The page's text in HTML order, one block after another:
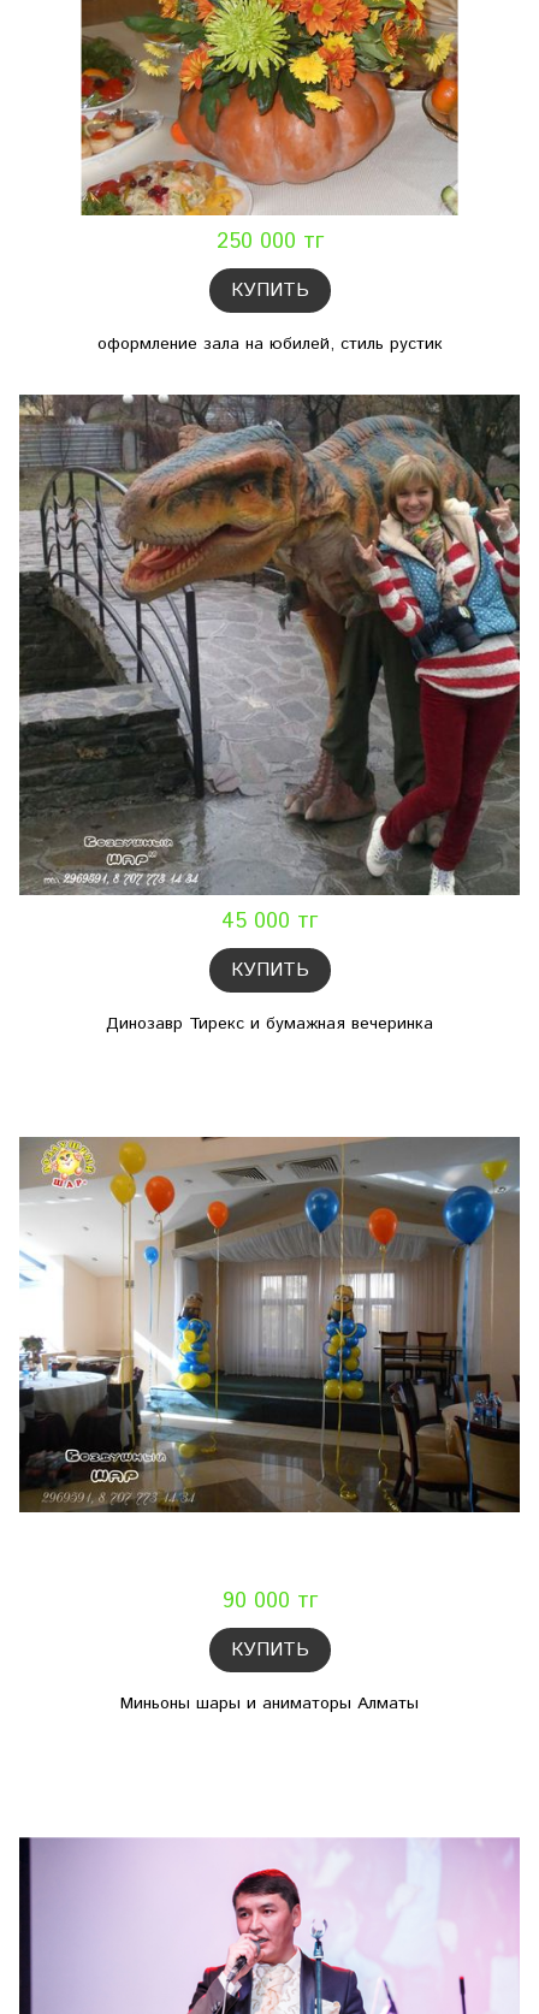
250 000 тг
КУПИТЬ
оформление зала на юбилей, стиль рустик
45 000 тг
КУПИТЬ
Динозавр Тирекс и бумажная вечеринка
90 000 тг
КУПИТЬ
Миньоны шары и аниматоры Алматы